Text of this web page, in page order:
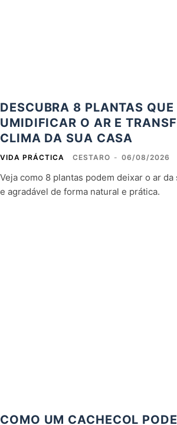
DESCUBRA 8 PLANTAS
UMIDIFICAR O AR E
CLIMA DA SUA CASA
VIDA PRÁCTICA CESTARO - 06/08/2026
Veja como 8 plantas podem deixar o ar da
e agradável de forma natural e prática.
COMO UM CACHECOL PODE